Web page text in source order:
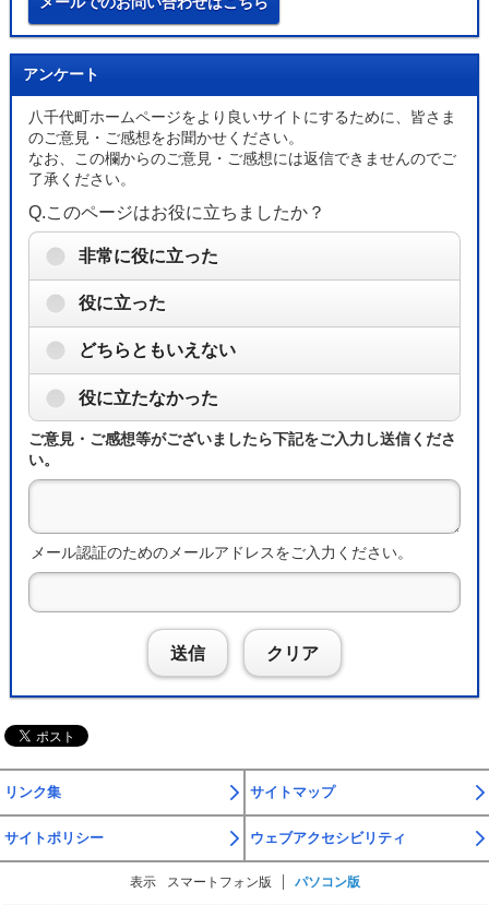
アンケート
八千代町ホームページをより良いサイトにするために、皆さま
のご意見・ご感想をお聞かせください。
なお、この欄からのご意見・ご感想には返信できませんのでご
了承ください。
Q.このページはお役に立ちましたか？
非常に役に立った
役に立った
どちらともいえない
役に立たなかった
ご意見・ご感想等がございましたら下記をご入力し送信くださ
い。
メール認証のためのメールアドレスをご入力ください。
送信 クリア
リンク集 サイトマップ
サイトポリシー ウェブアクセシビリティ
表示 スマートフォン版 パソコン版